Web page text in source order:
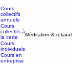
Cours
collectifs
annuels
Cours
collectifs à
la carte
Cours
individuels
Cours en
entreprise
Méditation &